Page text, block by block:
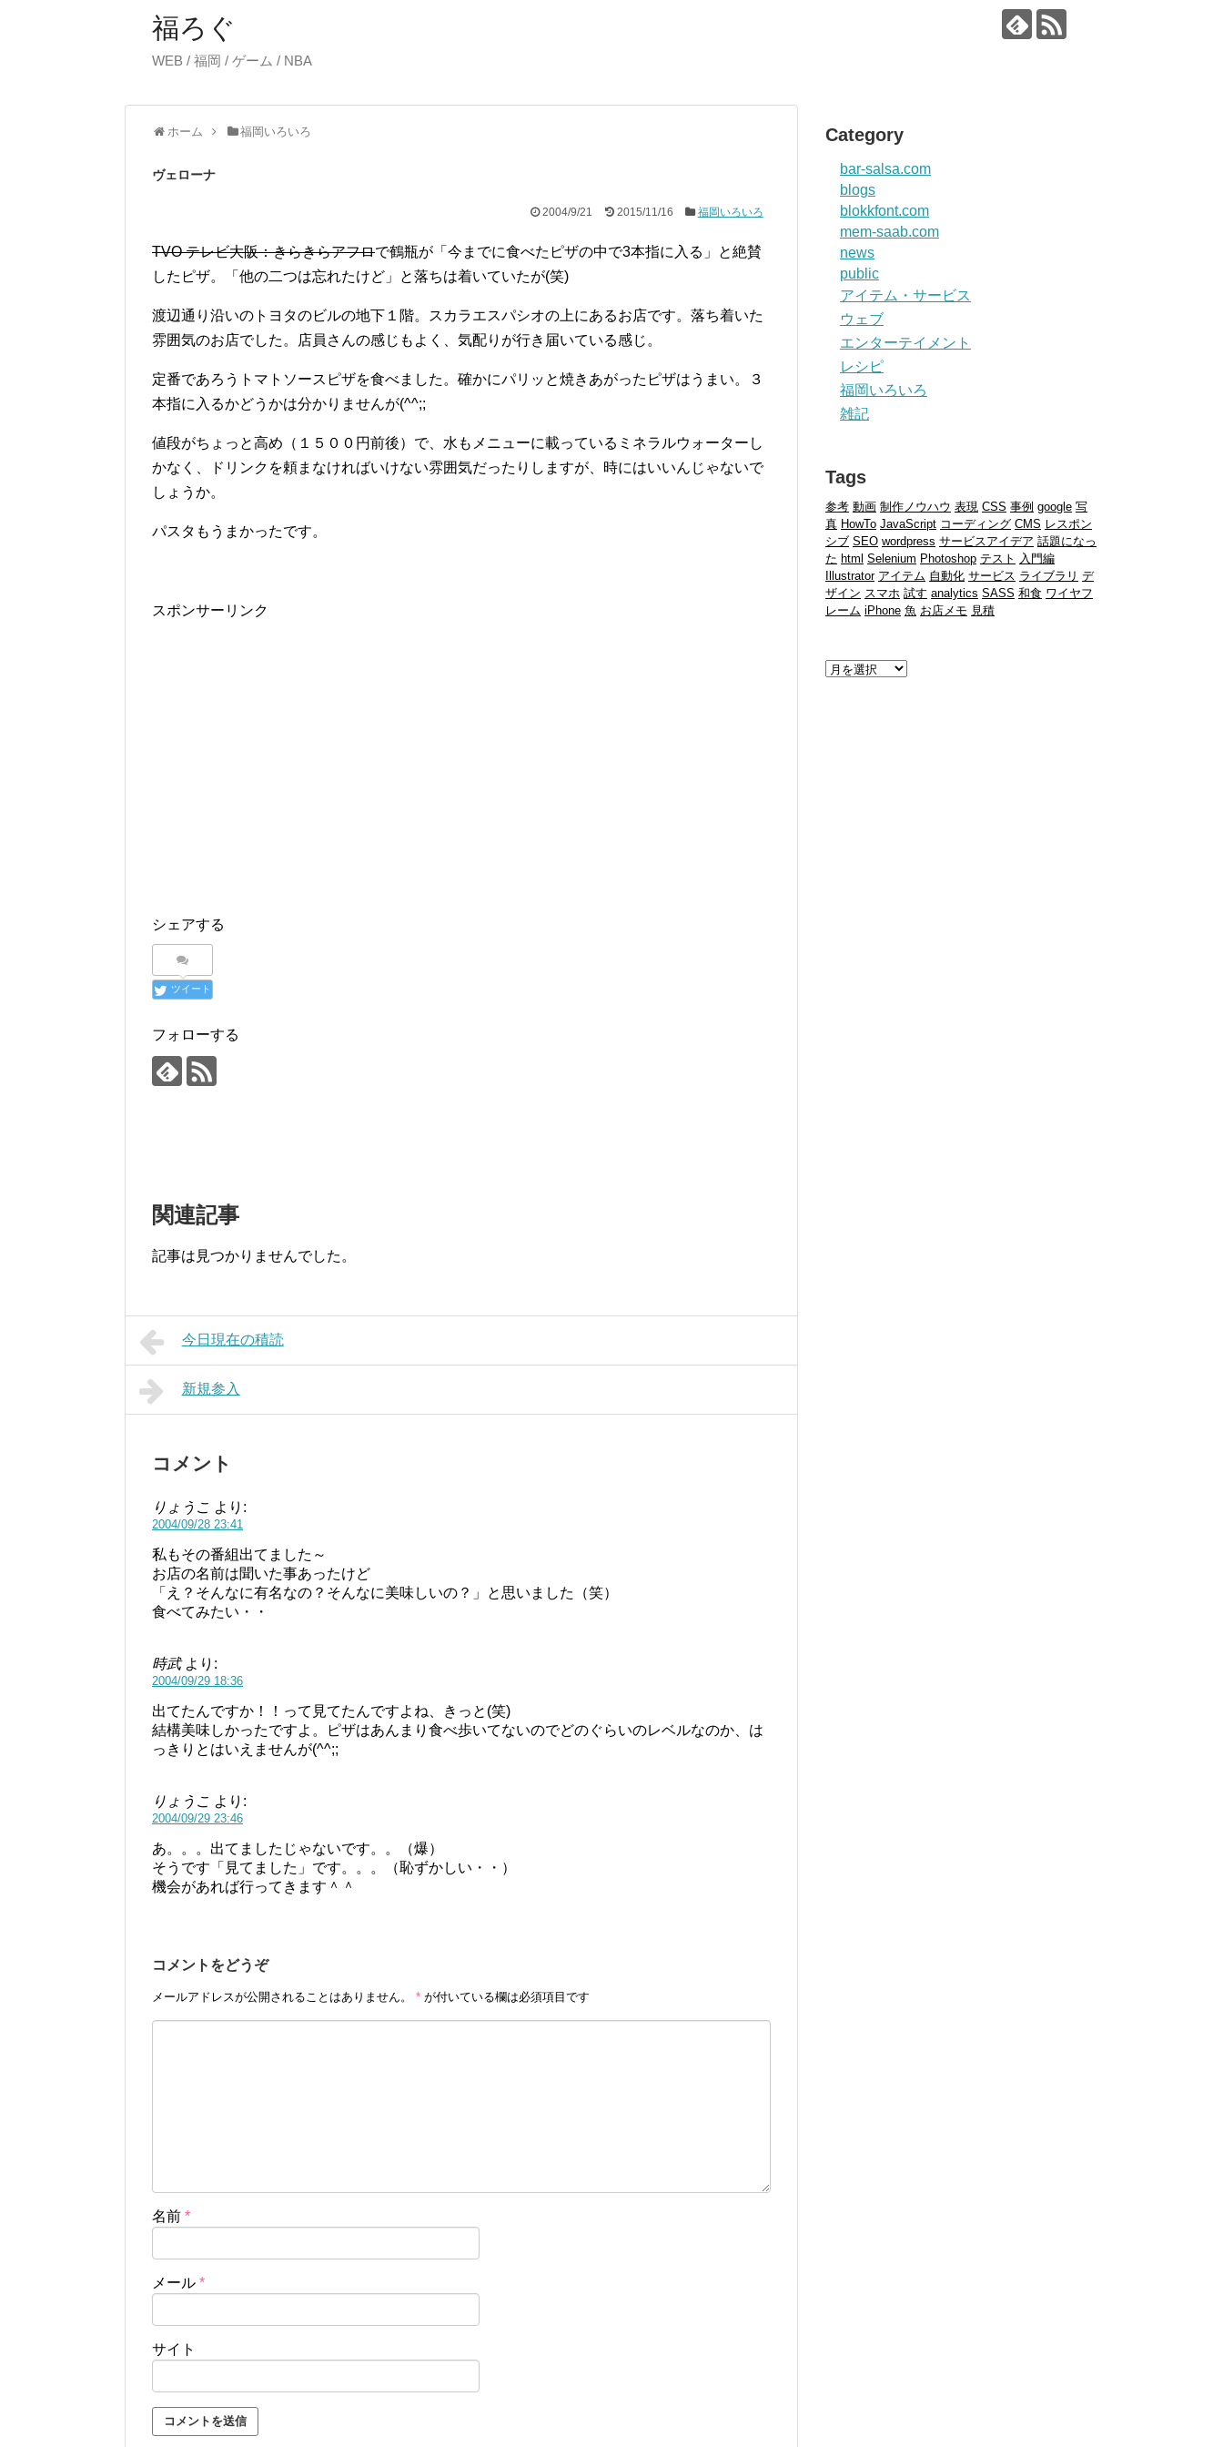
福ろぐ
WEB / 福岡 / ゲーム / NBA
ホーム 福岡いろいろ
ヴェローナ
2004/9/21 2015/11/16 福岡いろいろ
TVO テレビ大阪：きらきらアフロで鶴瓶が「今までに食べたピザの中で3本指に入る」と絶賛
したピザ。「他の二つは忘れたけど」と落ちは着いていたが(笑)
渡辺通り沿いのトヨタのビルの地下１階。スカラエスパシオの上にあるお店です。落ち着いた
雰囲気のお店でした。店員さんの感じもよく、気配りが行き届いている感じ。
定番であろうトマトソースピザを食べました。確かにパリッと焼きあがったピザはうまい。３
本指に入るかどうかは分かりませんが(^^;;
値段がちょっと高め（１５００円前後）で、水もメニューに載っているミネラルウォーターし
かなく、ドリンクを頼まなければいけない雰囲気だったりしますが、時にはいいんじゃないで
しょうか。
パスタもうまかったです。
スポンサーリンク
シェアする
ツイート
フォローする
関連記事
記事は見つかりませんでした。
今日現在の積読
新規参入
コメント
りょうこ より:
2004/09/28 23:41
私もその番組出てました～
お店の名前は聞いた事あったけど
「え？そんなに有名なの？そんなに美味しいの？」と思いました（笑）
食べてみたい・・
時武 より:
2004/09/29 18:36
出てたんですか！！って見てたんですよね、きっと(笑)
結構美味しかったですよ。ピザはあんまり食べ歩いてないのでどのぐらいのレベルなのか、は
っきりとはいえませんが(^^;;
りょうこ より:
2004/09/29 23:46
あ。。。出てましたじゃないです。。（爆）
そうです「見てました」です。。。（恥ずかしい・・）
機会があれば行ってきます＾＾
コメントをどうぞ
メールアドレスが公開されることはありません。 * が付いている欄は必須項目です
名前 *
メール *
サイト
Category
bar-salsa.com
blogs
blokkfont.com
mem-saab.com
news
public
アイテム・サービス
ウェブ
エンターテイメント
レシピ
福岡いろいろ
雑記
Tags
参考 動画 制作ノウハウ 表現 CSS 事例 google 写
真 HowTo JavaScript コーディング CMS レスポン
シブ SEO wordpress サービスアイデア 話題になっ
た html Selenium Photoshop テスト 入門編
Illustrator アイテム 自動化 サービス ライブラリ デ
ザイン スマホ 試す analytics SASS 和食 ワイヤフ
レーム iPhone 魚 お店メモ 見積